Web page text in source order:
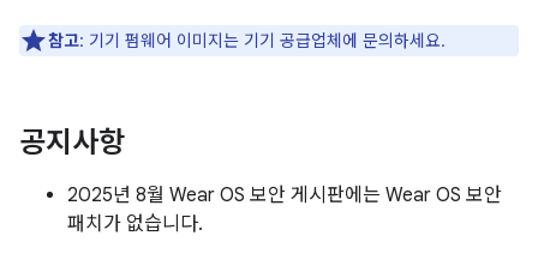
참고: 기기 펌웨어 이미지는 기기 공급업체에 문의하세요.
공지사항
2025년 8월 Wear OS 보안 게시판에는 Wear OS 보안
패치가 없습니다.